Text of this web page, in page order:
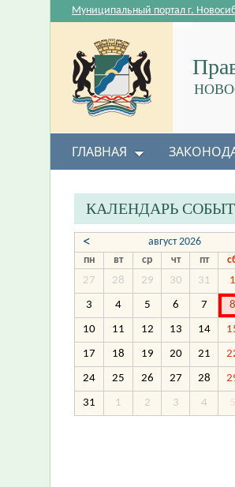
Муниципальный портал г.
ГЛАВНАЯ
КАЛЕНДАРЬ
< август 2026
пн вт ср чт пт
27
28 29 30 31 1
3 4 5 6 7 8
10 11 12 13 14
17 18 19 20 21
24 25 26 27 28
31 1 2 3 4 5